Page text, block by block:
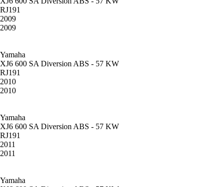
RJ191
2009
2009
Yamaha
XJ6 600 SA Diversion ABS - 57 KW
RJ191
2010
2010
Yamaha
XJ6 600 SA Diversion ABS - 57 KW
RJ191
2011
2011
Yamaha